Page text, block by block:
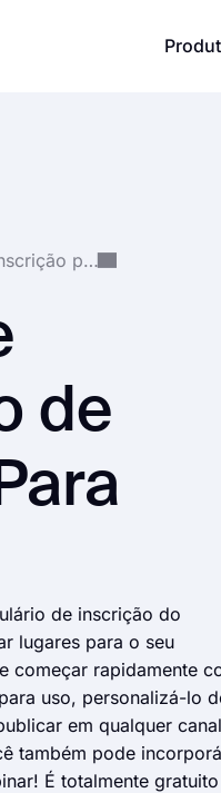
Formulários de Inscrição para Eventos
de
de inscrição do
lugares para o seu
começar rapidamente
uso, personalizá-lo
em qualquer canal
também pode
É totalmente